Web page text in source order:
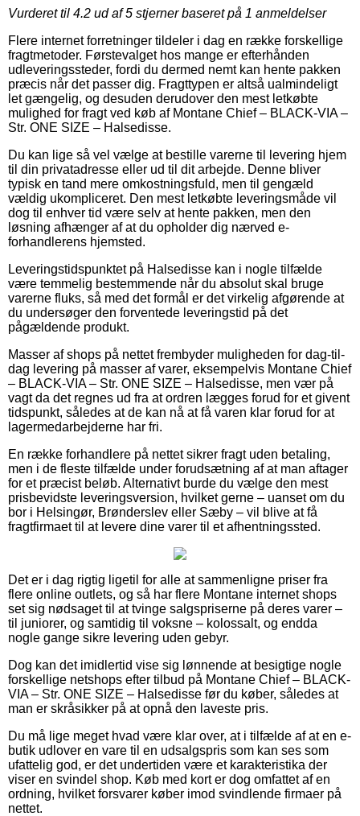
Vurderet til 4.2 ud af 5 stjerner baseret på 1 anmeldelser
Flere internet forretninger tildeler i dag en række forskellige
fragtmetoder. Førstevalget hos mange er efterhånden
udleveringssteder, fordi du dermed nemt kan hente pakken
præcis når det passer dig. Fragttypen er altså ualmindeligt
let gængelig, og desuden derudover den mest letkøbte
mulighed for fragt ved køb af Montane Chief – BLACK-VIA –
Str. ONE SIZE – Halsedisse.
Du kan lige så vel vælge at bestille varerne til levering hjem
til din privatadresse eller ud til dit arbejde. Denne bliver
typisk en tand mere omkostningsfuld, men til gengæld
vældig ukompliceret. Den mest letkøbte leveringsmåde vil
dog til enhver tid være selv at hente pakken, men den
løsning afhænger af at du opholder dig nærved e-
forhandlerens hjemsted.
Leveringstidspunktet på Halsedisse kan i nogle tilfælde
være temmelig bestemmende når du absolut skal bruge
varerne fluks, så med det formål er det virkelig afgørende at
du undersøger den forventede leveringstid på det
pågældende produkt.
Masser af shops på nettet frembyder muligheden for dag-til-
dag levering på masser af varer, eksempelvis Montane Chief
– BLACK-VIA – Str. ONE SIZE – Halsedisse, men vær på
vagt da det regnes ud fra at ordren lægges forud for et givent
tidspunkt, således at de kan nå at få varen klar forud for at
lagermedarbejderne har fri.
En række forhandlere på nettet sikrer fragt uden betaling,
men i de fleste tilfælde under forudsætning af at man aftager
for et præcist beløb. Alternativt burde du vælge den mest
prisbevidste leveringsversion, hvilket gerne – uanset om du
bor i Helsingør, Brønderslev eller Sæby – vil blive at få
fragtfirmaet til at levere dine varer til et afhentningssted.
Det er i dag rigtig ligetil for alle at sammenligne priser fra
flere online outlets, og så har flere Montane internet shops
set sig nødsaget til at tvinge salgspriserne på deres varer –
til juniorer, og samtidig til voksne – kolossalt, og endda
nogle gange sikre levering uden gebyr.
Dog kan det imidlertid vise sig lønnende at besigtige nogle
forskellige netshops efter tilbud på Montane Chief – BLACK-
VIA – Str. ONE SIZE – Halsedisse før du køber, således at
man er skråsikker på at opnå den laveste pris.
Du må lige meget hvad være klar over, at i tilfælde af at en e-
butik udlover en vare til en udsalgspris som kan ses som
ufattelig god, er det undertiden være et karakteristika der
viser en svindel shop. Køb med kort er dog omfattet af en
ordning, hvilket forsvarer køber imod svindlende firmaer på
nettet.